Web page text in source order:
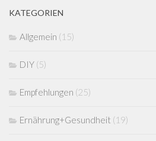
KATEGORIEN
Allgemein (15)
DIY (5)
Empfehlungen (25)
Ernährung+Gesundheit (19)